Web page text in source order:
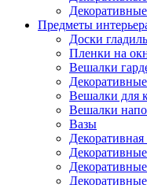
Предметы
Доски
Пленки на
Вешалки
Вешалки для
Вешалки
Вазы
Декоративная